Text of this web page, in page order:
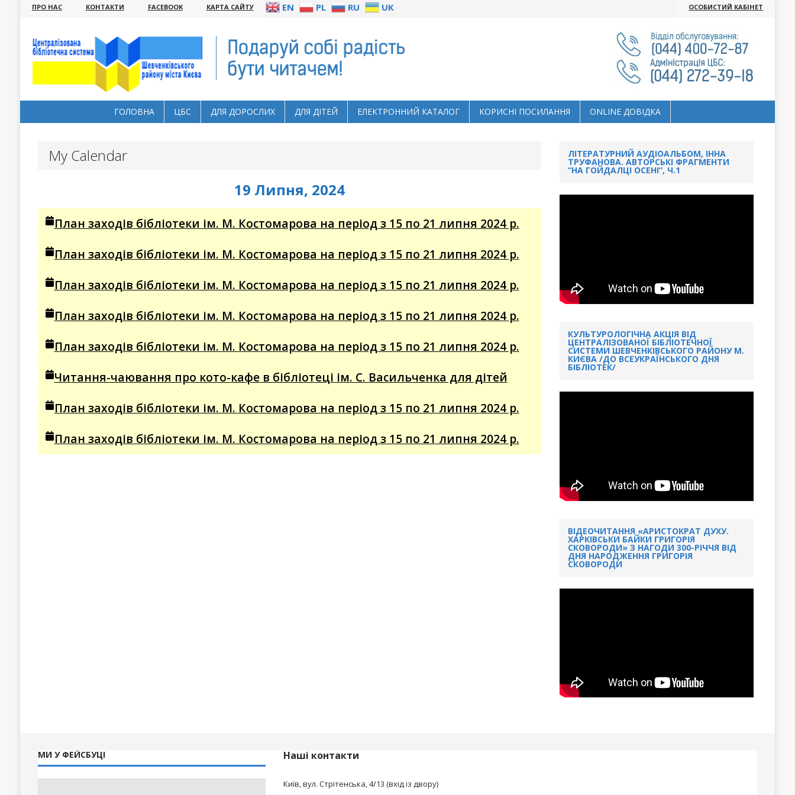
ПРО НАС КОНТАКТИ FACEBOOK КАРТА САЙТУ EN PL RU UK ОСОБИСТИЙ КАБІНЕТ
ГОЛОВНА ЦБС ДЛЯ ДОРОСЛИХ ДЛЯ ДІТЕЙ ЕЛЕКТРОННИЙ КАТАЛОГ КОРИСНІ ПОСИЛАННЯ ОNLINE ДОВІДКА
My Calendar
19 Липня, 2024
План заходів бібліотеки ім. М. Костомарова на період з 15 по 21 липня 2024 р.
План заходів бібліотеки ім. М. Костомарова на період з 15 по 21 липня 2024 р.
План заходів бібліотеки ім. М. Костомарова на період з 15 по 21 липня 2024 р.
План заходів бібліотеки ім. М. Костомарова на період з 15 по 21 липня 2024 р.
План заходів бібліотеки ім. М. Костомарова на період з 15 по 21 липня 2024 р.
Читання-чаювання про кото-кафе в бібліотеці ім. С. Васильченка для дітей
План заходів бібліотеки ім. М. Костомарова на період з 15 по 21 липня 2024 р.
План заходів бібліотеки ім. М. Костомарова на період з 15 по 21 липня 2024 р.
ЛІТЕРАТУРНИЙ АУДІОАЛЬБОМ, ІННА
ТРУФАНОВА. АВТОРСЬКІ ФРАГМЕНТИ
“НА ГОЙДАЛЦІ ОСЕНІ”, Ч.1
КУЛЬТУРОЛОГІЧНА АКЦІЯ ВІД
ЦЕНТРАЛІЗОВАНОЇ БІБЛІОТЕЧНОЇ
СИСТЕМИ ШЕВЧЕНКІВСЬКОГО РАЙОНУ М.
КИЄВА /ДО ВСЕУКРАЇНСЬКОГО ДНЯ
БІБЛІОТЕК/
ВІДЕОЧИТАННЯ «АРИСТОКРАТ ДУХУ.
ХАРКІВСЬКИ БАЙКИ ГРИГОРІЯ
СКОВОРОДИ» З НАГОДИ 300-РІЧЧЯ ВІД
ДНЯ НАРОДЖЕННЯ ГРИГОРІЯ
СКОВОРОДИ
МИ У ФЕЙСБУЦІ Наші контакти
Київ, вул. Стрітенська, 4/13 (вхід із двору)